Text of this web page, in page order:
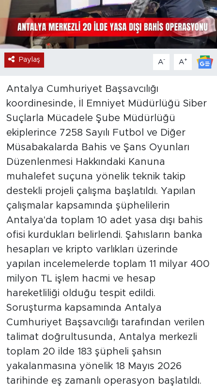
Paylaş A- A+
Antalya Cumhuriyet Başsavcılığı
koordinesinde, İl Emniyet Müdürlüğü Siber
Suçlarla Mücadele Şube Müdürlüğü
ekiplerince 7258 Sayılı Futbol ve Diğer
Müsabakalarda Bahis ve Şans Oyunları
Düzenlenmesi Hakkındaki Kanuna
muhalefet suçuna yönelik teknik takip
destekli projeli çalışma başlatıldı. Yapılan
çalışmalar kapsamında şüphelilerin
Antalya'da toplam 10 adet yasa dışı bahis
ofisi kurdukları belirlendi. Şahısların banka
hesapları ve kripto varlıkları üzerinde
yapılan incelemelerde toplam 11 milyar 400
milyon TL işlem hacmi ve hesap
hareketliliği olduğu tespit edildi.
Soruşturma kapsamında Antalya
Cumhuriyet Başsavcılığı tarafından verilen
talimat doğrultusunda, Antalya merkezli
toplam 20 ilde 183 şüpheli şahsın
yakalanmasına yönelik 18 Mayıs 2026
tarihinde eş zamanlı operasyon başlatıldı.